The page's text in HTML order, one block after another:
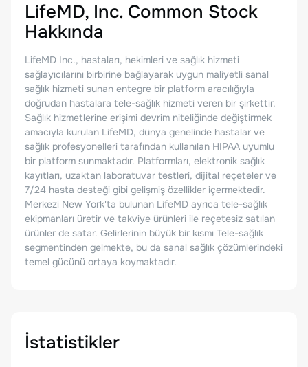
LifeMD, Inc. Common Stock
Hakkında
LifeMD Inc., hastaları, hekimleri ve sağlık hizmeti
sağlayıcılarını birbirine bağlayarak uygun maliyetli sanal
sağlık hizmeti sunan entegre bir platform aracılığıyla
doğrudan hastalara tele-sağlık hizmeti veren bir şirkettir.
Sağlık hizmetlerine erişimi devrim niteliğinde değiştirmek
amacıyla kurulan LifeMD, dünya genelinde hastalar ve
sağlık profesyonelleri tarafından kullanılan HIPAA uyumlu
bir platform sunmaktadır. Platformları, elektronik sağlık
kayıtları, uzaktan laboratuvar testleri, dijital reçeteler ve
7/24 hasta desteği gibi gelişmiş özellikler içermektedir.
Merkezi New York'ta bulunan LifeMD ayrıca tele-sağlık
ekipmanları üretir ve takviye ürünleri ile reçetesiz satılan
ürünler de satar. Gelirlerinin büyük bir kısmı Tele-sağlık
segmentinden gelmekte, bu da sanal sağlık çözümlerindeki
temel gücünü ortaya koymaktadır.
İstatistikler